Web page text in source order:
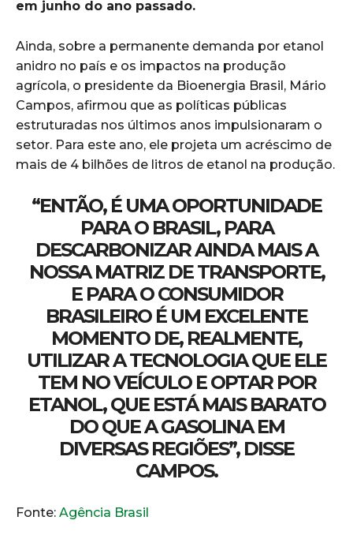
em junho do ano passado.
Ainda, sobre a permanente demanda por etanol
anidro no país e os impactos na produção
agrícola, o presidente da Bioenergia Brasil, Mário
Campos, afirmou que as políticas públicas
estruturadas nos últimos anos impulsionaram o
setor. Para este ano, ele projeta um acréscimo de
mais de 4 bilhões de litros de etanol na produção.
“ENTÃO, É UMA OPORTUNIDADE
PARA O BRASIL, PARA
DESCARBONIZAR AINDA MAIS A
NOSSA MATRIZ DE TRANSPORTE,
E PARA O CONSUMIDOR
BRASILEIRO É UM EXCELENTE
MOMENTO DE, REALMENTE,
UTILIZAR A TECNOLOGIA QUE ELE
TEM NO VEÍCULO E OPTAR POR
ETANOL, QUE ESTÁ MAIS BARATO
DO QUE A GASOLINA EM
DIVERSAS REGIÕES”, DISSE
CAMPOS.
Fonte: Agência Brasil